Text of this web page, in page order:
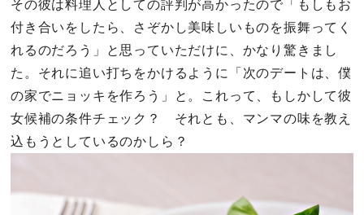
その彼は料理人としての評判が高かったので「もしもお
付き合いをしたら、さぞかし美味しいものを振舞ってく
れるのだろう」と思っていただけに、かなり驚きまし
た。それに追い打ちをかけるように「次のデートは、僕
の家でニョッキを作ろう」と。これって、もしかして彼
女候補の条件チェック？ それとも、マンマの味を教え
込もうとしているのかしら？